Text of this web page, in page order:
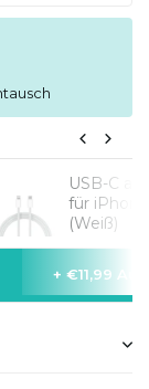
USB-C
für
(Weiß)
+ €11,99